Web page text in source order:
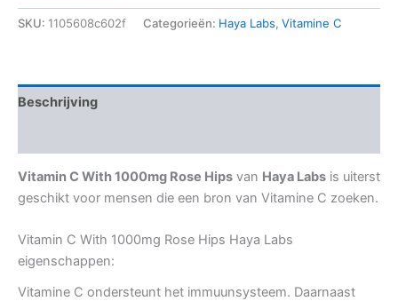
SKU: 1105608c602f Categorieën: Haya Labs, Vitamine C
Beschrijving
Vitamin C With 1000mg Rose Hips van Haya Labs is uiterst
geschikt voor mensen die een bron van Vitamine C zoeken.
Vitamin C With 1000mg Rose Hips Haya Labs
eigenschappen:
Vitamine C ondersteunt het immuunsysteem. Daarnaast